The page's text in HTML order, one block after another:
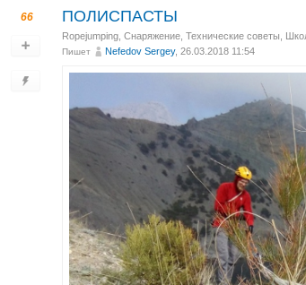
66 ПОЛИСПАСТЫ
Ropejumping Снаряжение Технические советы
Пишет Nefedov Sergey, 26.03.2018 11:54